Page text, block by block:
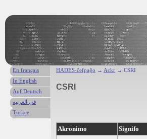
HADES-ĉefpaĝo → Ackr → CSRI
CSRI
Akronimo
Signifo
En français
In English
Auf Deutsch
في العربية
Türkce